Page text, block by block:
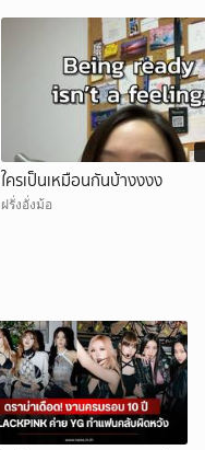
ใครเป็นเหมือนกันบ้างงงง
ฝรั่งอั่งม้อ